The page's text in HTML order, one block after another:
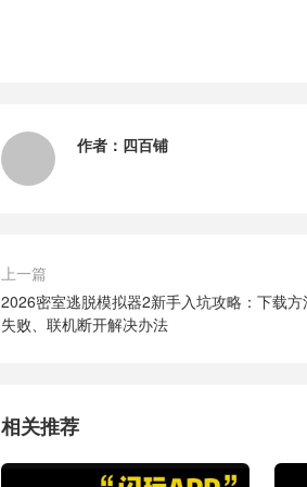
作者： 四百铺
上一篇
2026密室逃脱模拟器2新手入坑攻略：下载方
失败、联机断开解决办法
相关推荐